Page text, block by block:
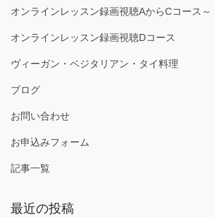
オンラインレッスン録画視聴AからCコース～
オンラインレッスン録画視聴Dコース
ヴィーガン・ベジタリアン・タイ料理
ブログ
お問い合わせ
お申込みフォーム
記事一覧
最近の投稿